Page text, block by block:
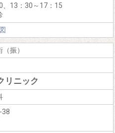
13：30～17：15
振）
リニック